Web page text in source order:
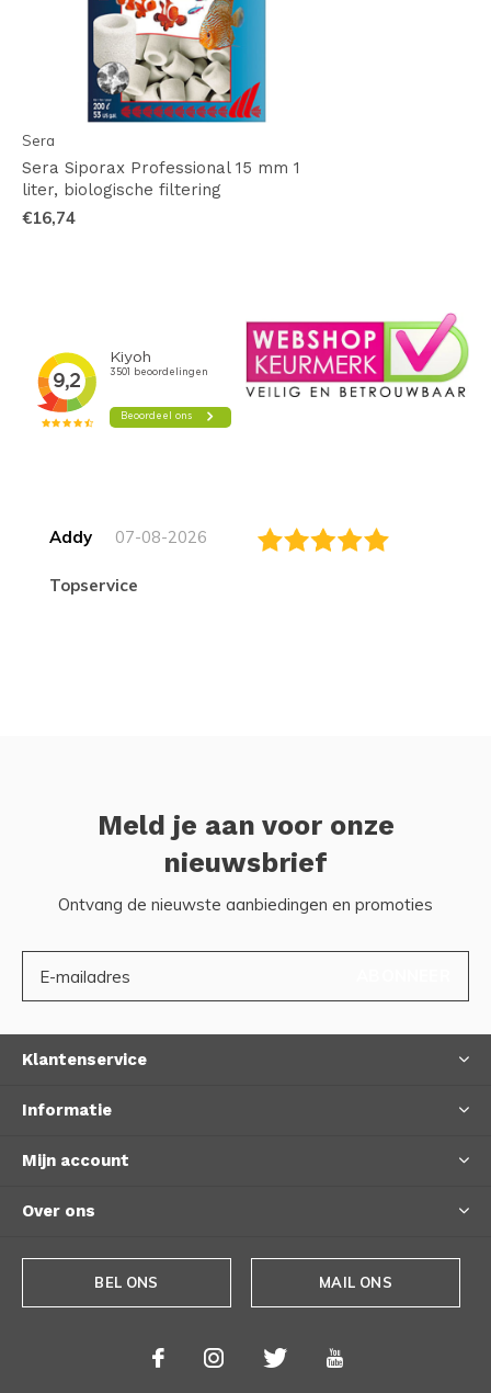
Sera
Sera Siporax Professional 15 mm 1
liter, biologische filtering
€16,74
Addy 07-08-2026
topservice
Meld je aan voor onze
nieuwsbrief
Ontvang de nieuwste aanbiedingen en promoties
Klantenservice
Informatie
Mijn account
Over ons
BEL ONS MAIL ONS